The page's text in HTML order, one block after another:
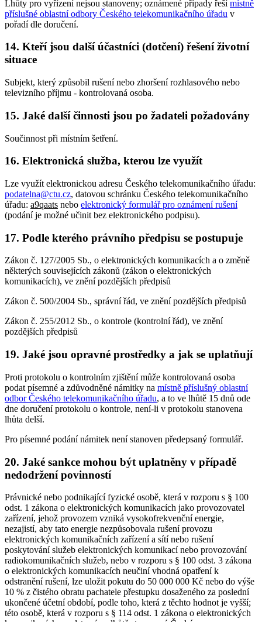
Lhůty pro vyřízení nejsou stanoveny; oznámené případy řešímístně
příslušné oblastní odbory Českého telekomunikačního úřadu v
pořadí dle doručení.
14. Kteří jsou další účastníci (dotčení) řešení životní
situace
Subjekt, který způsobil rušení nebo zhoršení rozhlasového nebo
televizního příjmu - kontrolovaná osoba.
15. Jaké další činnosti jsou po žadateli požadovány
Součinnost při místním šetření.
16. Elektronická služba, kterou lze využít
Lze využít elektronickou adresu Českého telekomunikačního úřadu:
podatelna@ctu.cz, datovou schránku Českého telekomunikačního
úřadu: a9qaats nebo elektronický formulář pro oznámení rušení
(podání je možné učinit bez elektronického podpisu).
17. Podle kterého právního předpisu se postupuje
Zákon č. 127/2005 Sb., o elektronických komunikacích a o změně
některých souvisejících zákonů (zákon o elektronických
komunikacích), ve znění pozdějších předpisů
Zákon č. 500/2004 Sb., správní řád, ve znění pozdějších předpisů
Zákon č. 255/2012 Sb., o kontrole (kontrolní řád), ve znění
pozdějších předpisů
19. Jaké jsou opravné prostředky a jak se uplatňují
Proti protokolu o kontrolním zjištění může kontrolovaná osoba
podat písemné a zdůvodněné námitky na místně příslušný oblastní
odbor Českého telekomunikačního úřadu, a to ve lhůtě 15 dnů ode
dne doručení protokolu o kontrole, není-li v protokolu stanovena
lhůta delší.
Pro písemné podání námitek není stanoven předepsaný formulář.
20. Jaké sankce mohou být uplatněny v případě
nedodržení povinností
Právnické nebo podnikající fyzické osobě, která v rozporu s § 100
odst. 1 zákona o elektronických komunikacích jako provozovatel
zařízení, jehož provozem vzniká vysokofrekvenční energie,
nezajistí, aby tato energie nezpůsobovala rušení provozu
elektronických komunikačních zařízení a sítí nebo rušení
poskytování služeb elektronických komunikací nebo provozování
radiokomunikačních služeb, nebo v rozporu s § 100 odst. 3 zákona
o elektronických komunikacích neučiní vhodná opatření k
odstranění rušení, lze uložit pokutu do 50 000 000 Kč nebo do výše
10 % z čistého obratu pachatele přestupku dosaženého za poslední
ukončené účetní období, podle toho, která z těchto hodnot je vyšší;
této osobě, která v rozporu s § 114 odst. 1 zákona o elektronických